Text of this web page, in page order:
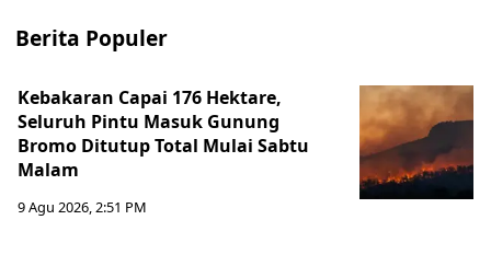
Berita Populer
Kebakaran Capai 176 Hektare,
Seluruh Pintu Masuk Gunung
Bromo Ditutup Total Mulai Sabtu
Malam
9 Agu 2026, 2:51 PM